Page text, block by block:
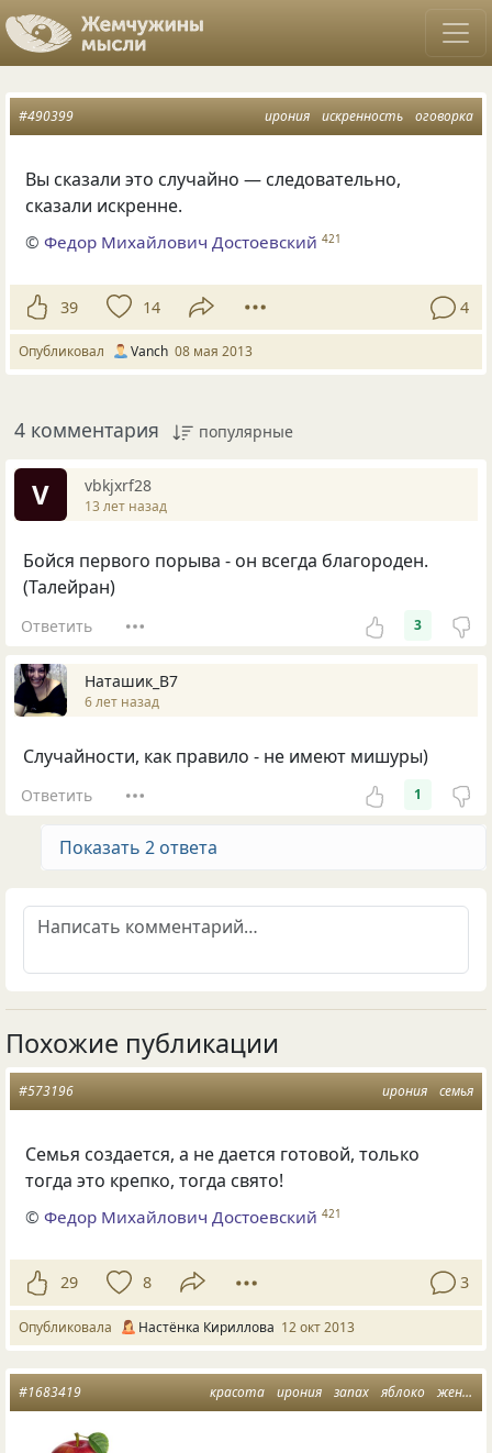
ирония искренность оговорка
#490399
Вы сказали это случайно — следовательно,
сказали искренне.
©Федор Михайлович Достоевский 421
39 14 4
Опубликовал Vanch 08 мая 2013
4 комментария популярные
V vbkjxrf28
13 лет назад
Бойся первого порыва - он всегда благороден.
(Талейран)
Ответить 3
Наташик_В7
6 лет назад
Случайности, как правило - не имеют мишуры)
Ответить 1
Показать 2 ответа
Похожие публикации
ирония семья
#573196
Семья создается, а не дается готовой, только
тогда это крепко, тогда свято!
©Федор Михайлович Достоевский 421
29 8 3
Опубликовала Настёнка Кириллова 12 окт 2013
красота ирония запах яблоко женщина
#1683419